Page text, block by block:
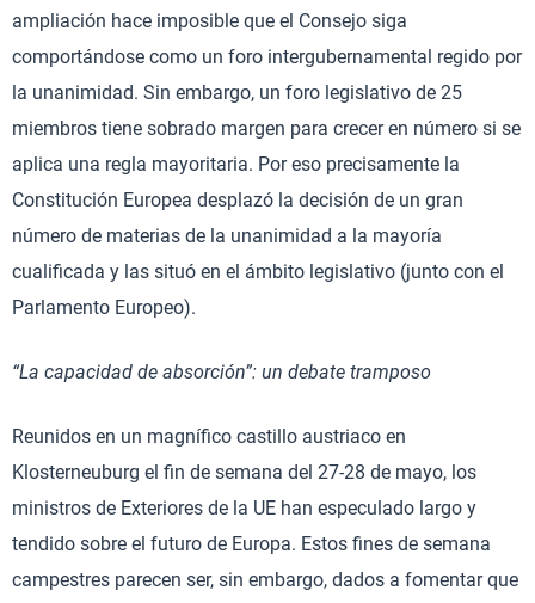
ampliación hace imposible que el Consejo siga
comportándose como un foro intergubernamental regido por
la unanimidad. Sin embargo, un foro legislativo de 25
miembros tiene sobrado margen para crecer en número si se
aplica una regla mayoritaria. Por eso precisamente la
Constitución Europea desplazó la decisión de un gran
número de materias de la unanimidad a la mayoría
cualificada y las situó en el ámbito legislativo (junto con el
Parlamento Europeo).
“La capacidad de absorción”: un debate tramposo
Reunidos en un magnífico castillo austriaco en
Klosterneuburg el fin de semana del 27-28 de mayo, los
ministros de Exteriores de la UE han especulado largo y
tendido sobre el futuro de Europa. Estos fines de semana
campestres parecen ser, sin embargo, dados a fomentar que